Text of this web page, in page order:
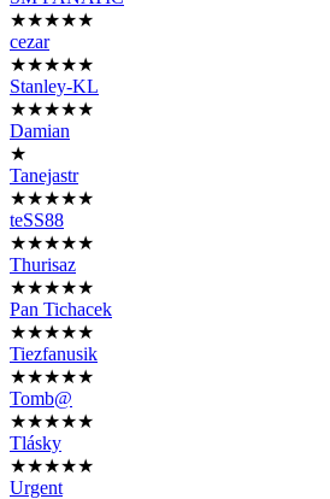
★★★★★
cezar
★★★★★
Stanley-KL
★★★★★
Damian
★
Tanejastr
★★★★★
teSS88
★★★★★
Thurisaz
★★★★★
Pan Tichacek
★★★★★
Tiezfanusik
★★★★★
Tomb@
★★★★★
Tlásky
★★★★★
Urgent